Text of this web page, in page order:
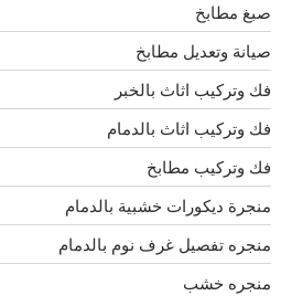
صبغ مطابخ
صيانة وتعديل مطابخ
فك وتركيب اثاث بالخبر
فك وتركيب اثاث بالدمام
فك وتركيب مطابخ
منجرة ديكورات خشبية بالدمام
منجره تفصيل غرف نوم بالدمام
منجره خشب